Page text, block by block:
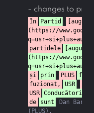
- changes to
În Partid
[august
(https://
partidele
[august
(https://
și
prin PLUS
fuzionat,
USR
USR Conducătorii
de
sunt
Dan
(PLUS).